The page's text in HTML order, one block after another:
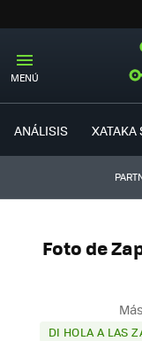
MENÚ
ANÁLISIS XATAKA
Foto de
DI HOLA A LAS